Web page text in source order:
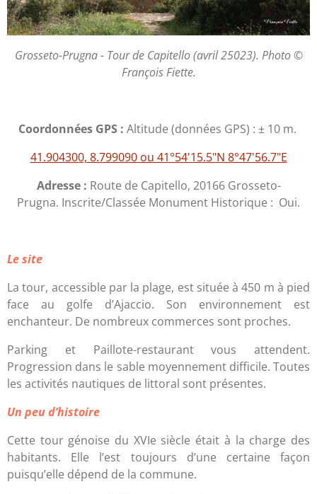
Grosseto-Prugna - Tour de Capitello (avril 25023). Photo ©
François Fiette.
Coordonnées GPS : Altitude (données GPS) : ± 10 m.
41.904300, 8.799090 ou 41°54'15.5"N 8°47'56.7"E
Adresse : Route de Capitello, 20166 Grosseto-
Prugna. Inscrite/Classée Monument Historique : Oui.
Le site
La tour, accessible par la plage, est située à 450 m à pied
face au golfe d’Ajaccio. Son environnement est
enchanteur. De nombreux commerces sont proches.
Parking et Paillote-restaurant vous attendent.
Progression dans le sable moyennement difficile. Toutes
les activités nautiques de littoral sont présentes.
Un peu d’histoire
Cette tour génoise du XVIe siècle était à la charge des
habitants. Elle l’est toujours d’une certaine façon
puisqu’elle dépend de la commune.